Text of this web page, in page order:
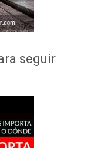
seguir